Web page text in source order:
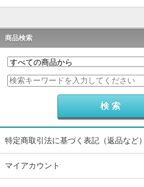
商品検索
特定商取引法に基づく表記（返品など）
マイアカウント